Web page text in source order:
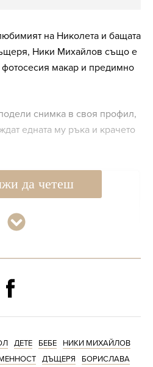
на Николета и бащата
Ники Михайлов също е
фотосесия макар и предимно
снимка в своя профил,
едната му ръка и крачето
да четеш
ДЕТЕ БЕБЕ
НИКИ МИХАЙЛОВ
ДЪЩЕРЯ БОРИСЛАВА